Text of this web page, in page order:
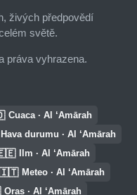
živých předpovědí
světě.
práva vyhrazena.
Cuaca · Al ‘Amārah
Hava durumu · Al ‘Amārah
Ilm · Al ‘Amārah
Meteo · Al ‘Amārah
Oras · Al ‘Amārah